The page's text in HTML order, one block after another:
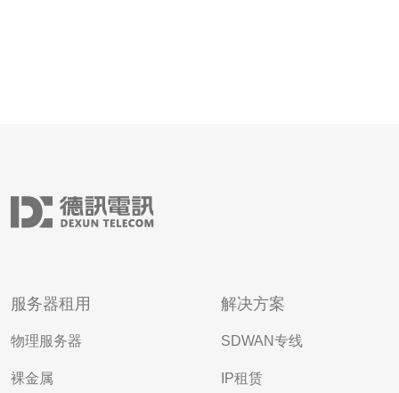
服务器租用
物理服务器
裸金属
解决方案
SDWAN专线
IP租赁